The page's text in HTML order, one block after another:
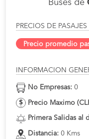
Buses de
PRECIOS DE
Precio promedio
INFORMACION
No Empresas: 0
Precio Maximo
Primera Salidas al
Distancia: 0 Kms